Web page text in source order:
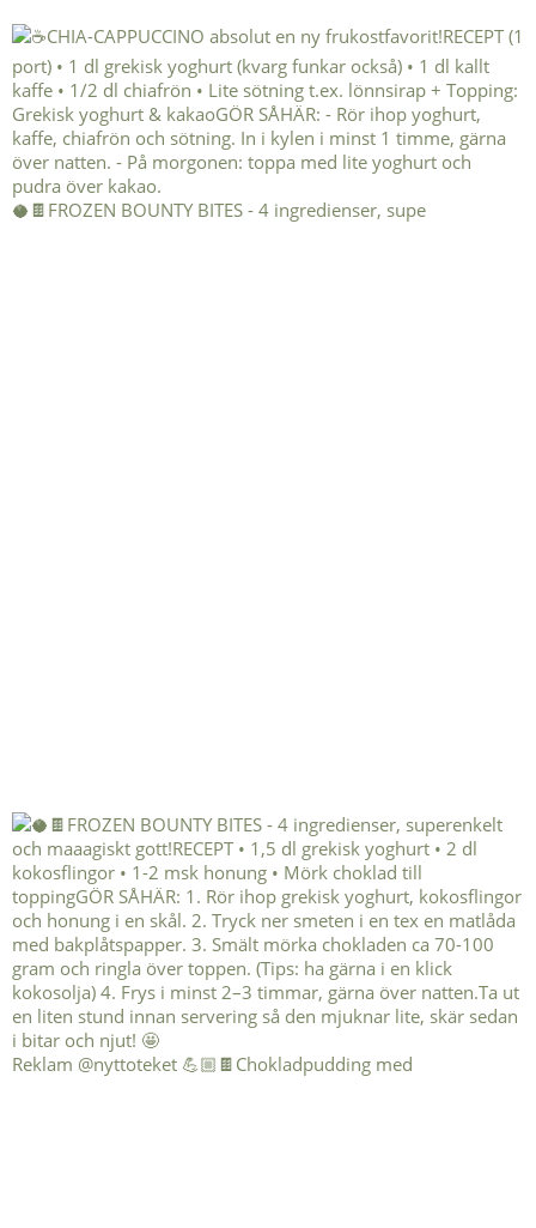
🥥🍫FROZEN BOUNTY BITES - 4 ingredienser, supe
Reklam @nyttoteket 💪🏼🍫Chokladpudding med